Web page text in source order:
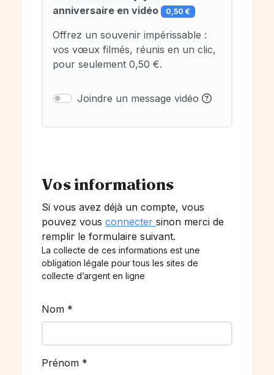
anniversaire en vidéo
0,50 €
Offrez un souvenir impérissable :
vos vœux filmés, réunis en un clic,
pour seulement 0,50 €.
Joindre un message vidéo
Vos informations
Si vous avez déjà un compte, vous
pouvez vous connecter sinon merci de
remplir le formulaire suivant.
La collecte de ces informations est une
obligation légale pour tous les sites de
collecte d’argent en ligne
Nom *
Prénom *